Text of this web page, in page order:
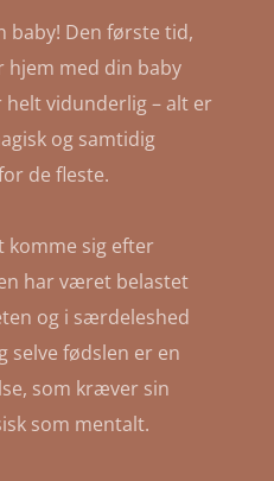
baby! Den første tid,
hjem med din baby
vidunderlig – alt er
og samtidig
de fleste.
sig efter
har været belastet
og i særdeleshed
selve fødslen er en
som kræver sin
som mentalt.